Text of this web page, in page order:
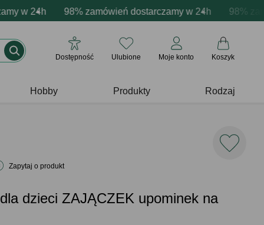
w 24h 98% zamówień dostarczamy w 24h 98%
produktów Profesjonalna i darmowa personalizacja
emocje - zawsze udane prezenty Prezentujemy
Dostępność Ulubione Moje konto Koszyk
Hobby Produkty Rodzaj
Zapytaj o produkt
dzieci ZAJĄCZEK upominek na